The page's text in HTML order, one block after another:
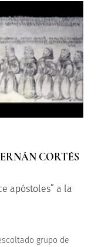
CORTÉS
apóstoles” a la
grupo de